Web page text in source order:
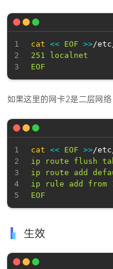
cat << EOF >>/
251 localnet
EOF
如果这里的网卡2是二层网
cat << EOF >>/
ip route flush
ip route add
ip rule add from
EOF
生效